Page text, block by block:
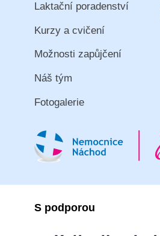
Laktační poradenství
Kurzy a cvičení
Možnosti zapůjčení
Náš tým
Fotogalerie
S podporou